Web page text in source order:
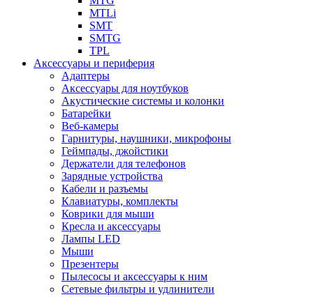
MTLi
SMT
SMTG
TPL
Аксессуары и периферия
Адаптеры
Аксессуары для ноутбуков
Акустические системы и колонки
Батарейки
Веб-камеры
Гарнитуры, наушники, микрофоны
Геймпады, джойстики
Держатели для телефонов
Зарядные устройства
Кабели и разъемы
Клавиатуры, комплекты
Коврики для мыши
Кресла и аксессуары
Лампы LED
Мыши
Презентеры
Пылесосы и аксессуары к ним
Сетевые фильтры и удлинители